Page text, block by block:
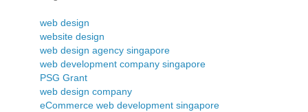
web design
website design
web design agency singapore
web development company singapore
PSG Grant
web design company
eCommerce web development singapore